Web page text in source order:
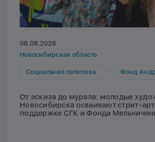
06.08.2026
Новосибирская область
Социальная политика Фонд
От эскиза до мурала: молодые
Новосибирска осваивают стрит-
поддержке СГК и Фонда